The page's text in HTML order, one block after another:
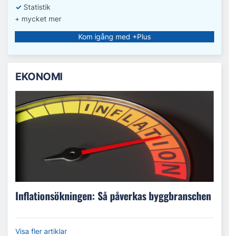
✓ Statistik
+ mycket mer
Kom igång med +Plus
EKONOMI
Inflationsökningen: Så påverkas byggbranschen
Visa fler artiklar